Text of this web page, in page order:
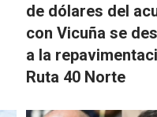
de dólares del
con Vicuña se
a la
Ruta 40 Norte